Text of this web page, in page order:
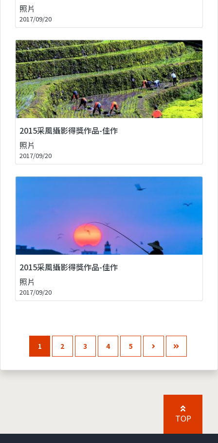
照片
2017/09/20
2015采風攝影得獎作品-佳作
照片
2017/09/20
2015采風攝影得獎作品-佳作
照片
2017/09/20
1 2 3 4 5
TOP